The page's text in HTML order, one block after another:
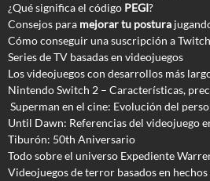
¿Qué significa el código PEGI?
Consejos para mejorar tu postura
Cómo conseguir una suscripción a Twitch
Series de TV basadas en videojuegos
Los videojuegos con desarrollos más
Nintendo Switch 2 – Características,
Superman en el cine: Evolución del
Until Dawn: Referencias del videojuego
Tiburón: 50th Aniversario
Todo sobre el universo Expediente
Videojuegos de terror basados en hechos